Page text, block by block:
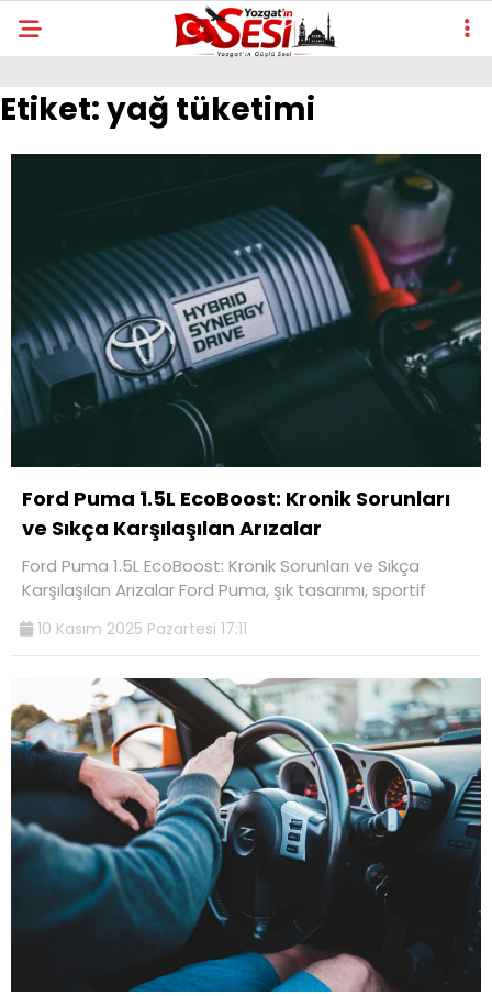
Etiket:yağ tüketimi
Ford Puma 1.5L EcoBoost: Kronik Sorunları
ve Sıkça Karşılaşılan Arızalar
Ford Puma 1.5L EcoBoost: Kronik Sorunları ve Sıkça
Karşılaşılan Arızalar Ford Puma, şık tasarımı, sportif
10 Kasım 2025 Pazartesi 17:11